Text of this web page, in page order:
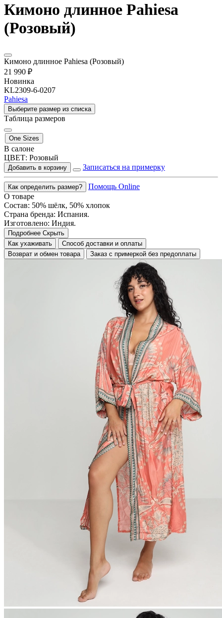
Кимоно длинное Pahiesa
(Розовый)
Кимоно длинное Pahiesa (Розовый)
21 990 ₽
Новинка
KL2309-6-0207
Pahiesa
Выберите размер из списка
Таблица размеров
One Sizes
В салоне
ЦВЕТ: Розовый
Добавить в корзину Записаться на примерку
Как определить размер?
Помощь Online
О товаре
Состав: 50% шёлк, 50% хлопок
Страна бренда: Испания.
Изготовлено: Индия.
Подробнее Скрыть
Как ухаживать
Способ доставки и оплаты
Возврат и обмен товара
Заказ с примеркой без предоплаты